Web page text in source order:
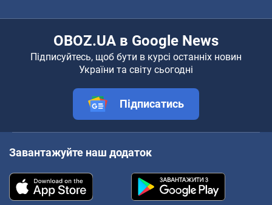
OBOZ.UA в Google News
Підписуйтесь, щоб бути в курсі останніх новин
України та світу сьогодні
Підписатись
Завантажуйте наш додаток